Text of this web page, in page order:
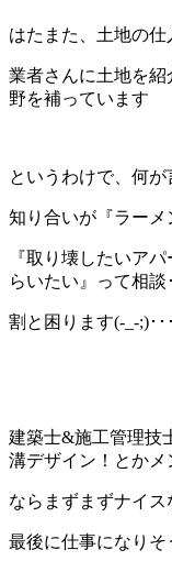
はたまた、土地の
業者さんに土地を紹
野を補っています
というわけで、何
知り合いが『ラー
『取り壊したいア
らいたい』って相談
割と困ります(-_-;)･
建築士&施工管理技
溝デザイン！とかメ
ならまずまずナイ
最後に仕事になりそ